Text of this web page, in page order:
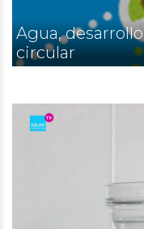
Agua,
circular